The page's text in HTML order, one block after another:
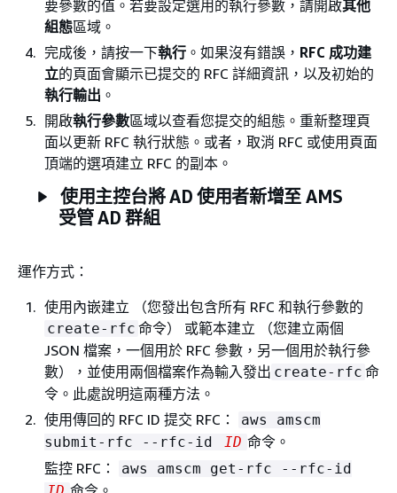
要參數的值。若要設定選用的執行參數，請開啟其他
組態區域。
完成後，請按一下執行 。如果沒有錯誤， RFC 成功建
立的頁面會顯示已提交的 RFC 詳細資訊，以及初始的
執行輸出 。
開啟執行參數區域以查看您提交的組態。重新整理頁
面以更新 RFC 執行狀態。或者，取消 RFC 或使用頁面
頂端的選項建立 RFC 的副本。
使用主控台將 AD 使用者新增至 AMS
受管 AD 群組
運作方式：
使用內嵌建立 （您發出包含所有 RFC 和執行參數的
create-rfc 命令） 或範本建立 （您建立兩個
JSON 檔案，一個用於 RFC 參數，另一個用於執行參
數），並使用兩個檔案作為輸入發出 create-rfc 命
令。此處說明這兩種方法。
使用傳回的 RFC ID 提交 RFC：
aws amscm
submit-rfc --rfc-id
ID 命令。
監控 RFC：
aws amscm get-rfc --rfc-id